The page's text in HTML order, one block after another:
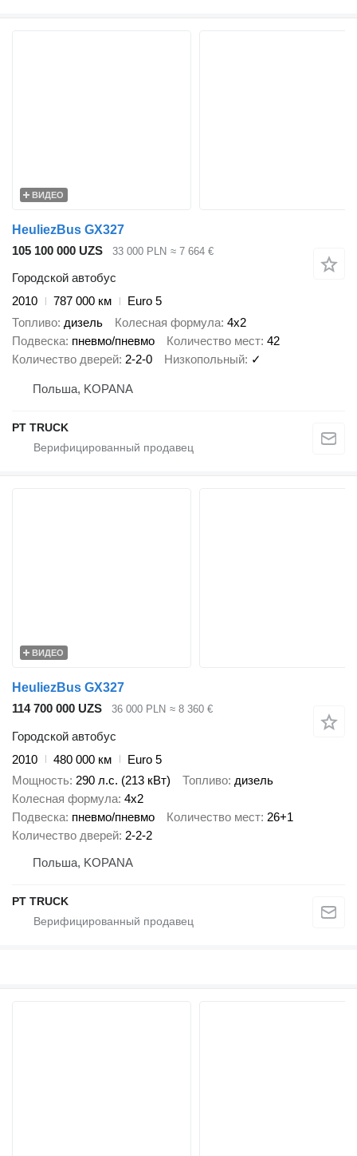
ВИДЕО
HeuliezBus GX327
105 100 000 UZS
33 000 PLN ≈ 7 664 €
Городской автобус
2010
787 000 км
Euro 5
Топливо дизель Колесная формула 4x2
Подвеска пневмо/пневмо Количество мест 42
Количество дверей 2-2-0 Низкопольный ✓
Польша, KOPANA
PT TRUCK
ВИДЕО
HeuliezBus GX327
114 700 000 UZS
36 000 PLN ≈ 8 360 €
Городской автобус
2010
480 000 км
Euro 5
Мощность 290 л.с. (213 кВт) Топливо дизель
Колесная формула 4x2
Подвеска пневмо/пневмо Количество мест 26+1
Количество дверей 2-2-2
Польша, KOPANA
PT TRUCK